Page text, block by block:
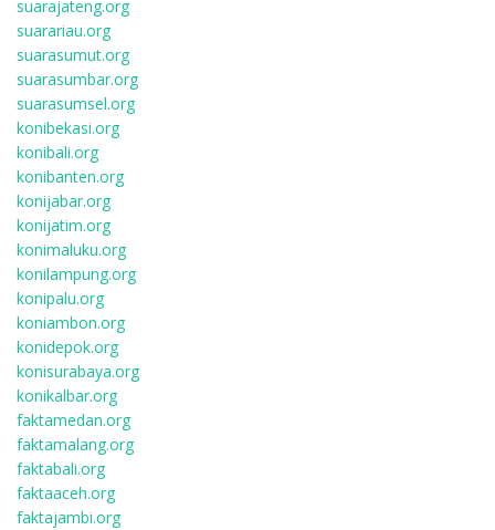
suarajateng.org
suarariau.org
suarasumut.org
suarasumbar.org
suarasumsel.org
konibekasi.org
konibali.org
konibanten.org
konijabar.org
konijatim.org
konimaluku.org
konilampung.org
konipalu.org
koniambon.org
konidepok.org
konisurabaya.org
konikalbar.org
faktamedan.org
faktamalang.org
faktabali.org
faktaaceh.org
faktajambi.org